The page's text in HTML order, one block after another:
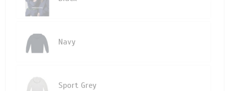
Navy
Sport Grey